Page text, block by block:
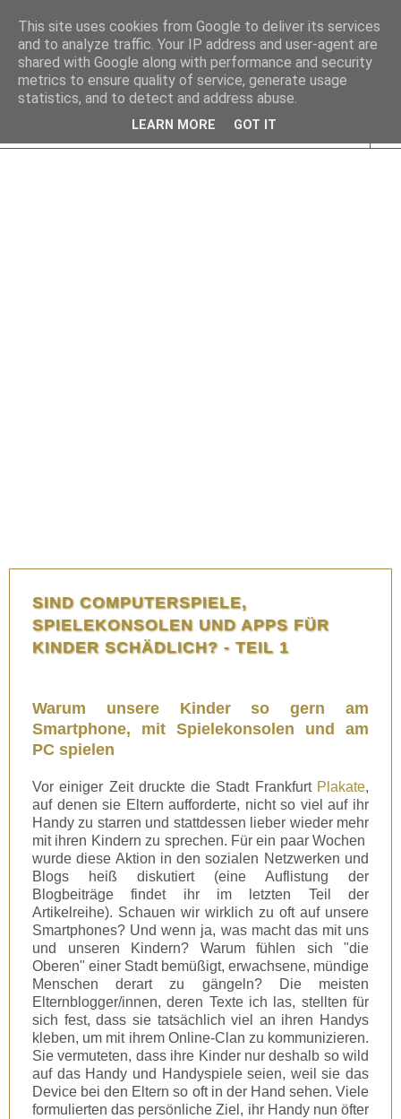
SIND COMPUTERSPIELE,
SPIELEKONSOLEN UND APPS FÜR
KINDER SCHÄDLICH? - TEIL 1
Warum unsere Kinder so gern am
Smartphone, mit Spielekonsolen und am
PC spielen
Vor einiger Zeit druckte die Stadt Frankfurt Plakate,
auf denen sie Eltern aufforderte, nicht so viel auf ihr
Handy zu starren und stattdessen lieber wieder mehr
mit ihren Kindern zu sprechen. Für ein paar Wochen
wurde diese Aktion in den sozialen Netzwerken und
Blogs heiß diskutiert (eine Auflistung der
Blogbeiträge findet ihr im letzten Teil der
Artikelreihe). Schauen wir wirklich zu oft auf unsere
Smartphones? Und wenn ja, was macht das mit uns
und unseren Kindern? Warum fühlen sich "die
Oberen" einer Stadt bemüßigt, erwachsene, mündige
Menschen derart zu gängeln? Die meisten
Elternblogger/innen, deren Texte ich las, stellten für
sich fest, dass sie tatsächlich viel an ihren Handys
kleben, um mit ihrem Online-Clan zu kommunizieren.
Sie vermuteten, dass ihre Kinder nur deshalb so wild
auf das Handy und Handyspiele seien, weil sie das
Device bei den Eltern so oft in der Hand sehen. Viele
formulierten das persönliche Ziel, ihr Handy nun öfter
This site uses cookies from Google to deliver its services
and to analyze traffic. Your IP address and user-agent are
shared with Google along with performance and security
metrics to ensure quality of service, generate usage
statistics, and to detect and address abuse.
LEARN MORE GOT IT